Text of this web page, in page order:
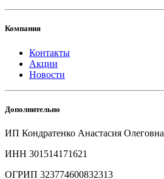
Компания
Контакты
Акции
Новости
Дополнительно
ИП Кондратенко Анастасия Олеговна
ИНН 301514171621
ОГРИП 323774600832313